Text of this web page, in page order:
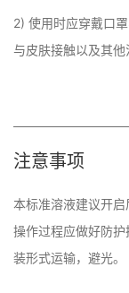
2) 使用时应穿戴口
与皮肤接触以及其他
注意事项
本标准溶液建议开启
操作过程应做好防